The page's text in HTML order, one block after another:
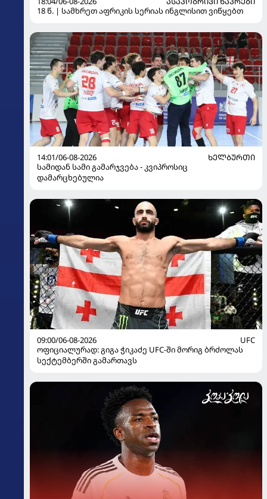
18 წ. | სამხრეთ აფრიკის სერიას ინგლისით ვიწყებთ
14:01/06-08-2026
ᲮᲔᲚᲑᲣᲠᲗᲘ
სამიდან სამი გამარჯვება - კვიპროსიც
დამარცხებულია
09:00/06-08-2026
UFC
ოფიციალურად: გიგა ჭიკაძე UFC-ში მორიგ ბრძოლას
სექტემბერში გამართავს